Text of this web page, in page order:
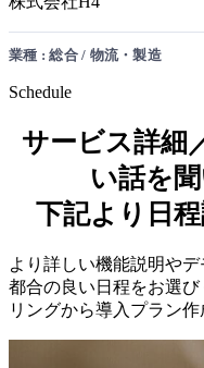
業種 : 総合 / 物流・製造
Schedule
サービス詳細
い話を
下記より日
より詳しい機能説明や
都合の良い日程をお選
リングから導入プラン